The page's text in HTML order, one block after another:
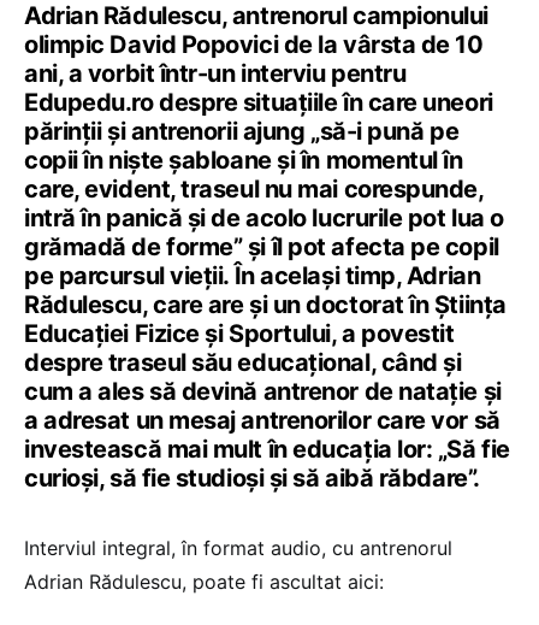
Adrian Rădulescu, antrenorul campionului
olimpic David Popovici de la vârsta de 10
ani, a vorbit într-un interviu pentru
Edupedu.ro despre situațiile în care uneori
părinții și antrenorii ajung „să-i pună pe
copii în niște șabloane și în momentul în
care, evident, traseul nu mai corespunde,
intră în panică și de acolo lucrurile pot lua o
grămadă de forme” și îl pot afecta pe copil
pe parcursul vieții. În același timp, Adrian
Rădulescu, care are și un doctorat în Știința
Educației Fizice și Sportului, a povestit
despre traseul său educațional, când și
cum a ales să devină antrenor de natație și
a adresat un mesaj antrenorilor care vor să
investească mai mult în educația lor: „Să fie
curioși, să fie studioși și să aibă răbdare”.
Interviul integral, în format audio, cu antrenorul
Adrian Rădulescu, poate fi ascultat aici: